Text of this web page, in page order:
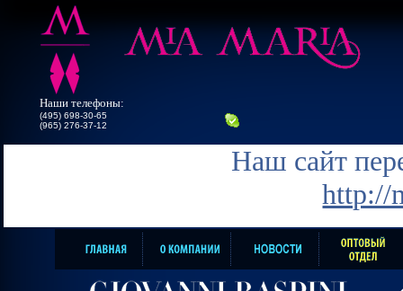
Наши телефоны:
(495) 698-30-65
(965) 276-37-12
Наш сайт
http://